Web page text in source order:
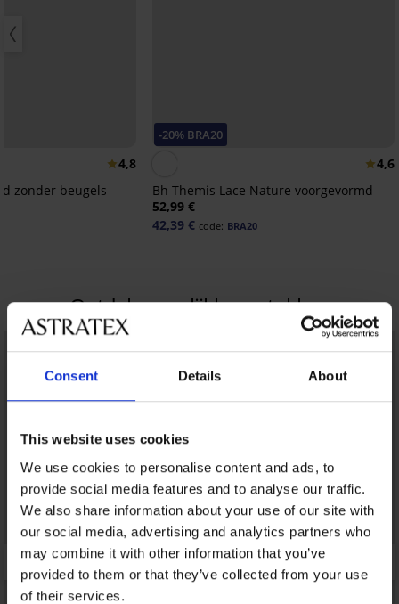
Consent Details About
This website uses cookies
We use cookies to personalise content and ads, to
provide social media features and to analyse our traffic.
We also share information about your use of our site with
our social media, advertising and analytics partners who
may combine it with other information that you’ve
provided to them or that they’ve collected from your use
of their services.
4,8
zonder beugels
-20% BRA20
4,6
Bh Themis Lace Nature voorgevormd
52,99 €
42,39 € code: BRA20
Ontdek vergelijkbare stukken